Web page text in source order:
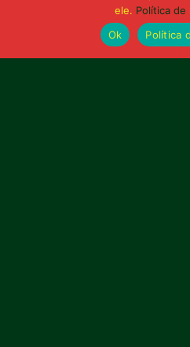
ele. Política de
Ok
Política